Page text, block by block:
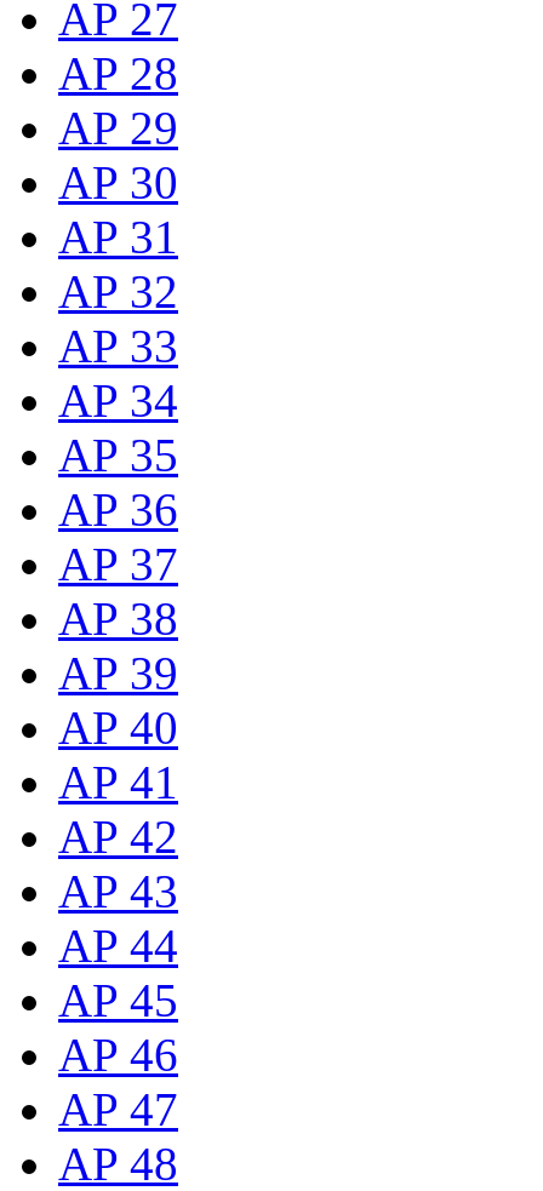
AP 27
AP 28
AP 29
AP 30
AP 31
AP 32
AP 33
AP 34
AP 35
AP 36
AP 37
AP 38
AP 39
AP 40
AP 41
AP 42
AP 43
AP 44
AP 45
AP 46
AP 47
AP 48